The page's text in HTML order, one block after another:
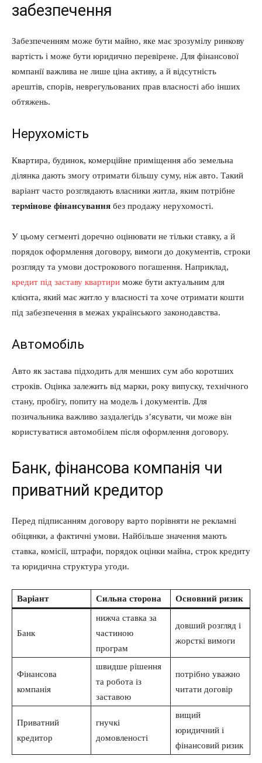
забезпечення
Забезпеченням може бути майно, яке має зрозумілу ринкову
вартість і може бути юридично перевірене. Для фінансової
компанії важлива не лише ціна активу, а й відсутність
арештів, спорів, неврегульованих прав власності або інших
обтяжень.
Нерухомість
Квартира, будинок, комерційне приміщення або земельна
ділянка дають змогу отримати більшу суму, ніж авто. Такий
варіант часто розглядають власники житла, яким потрібне
термінове фінансування без продажу нерухомості.
У цьому сегменті доречно оцінювати не тільки ставку, а й
порядок оформлення договору, вимоги до документів, строки
розгляду та умови дострокового погашення. Наприклад,
кредит під заставу квартири може бути актуальним для
клієнта, який має житло у власності та хоче отримати кошти
під забезпечення в межах українського законодавства.
Автомобіль
Авто як застава підходить для менших сум або коротших
строків. Оцінка залежить від марки, року випуску, технічного
стану, пробігу, попиту на модель і документів. Для
позичальника важливо заздалегідь з’ясувати, чи може він
користуватися автомобілем після оформлення договору.
Банк, фінансова компанія чи
приватний кредитор
Перед підписанням договору варто порівняти не рекламні
обіцянки, а фактичні умови. Найбільше значення мають
ставка, комісії, штрафи, порядок оцінки майна, строк кредиту
та юридична структура угоди.
Варіант Сильна сторона Основний ризик
Банк
нижча ставка за
частиною
програм
довший розгляд і
жорсткі вимоги
Фінансова
компанія
швидше рішення
та робота із
заставою
потрібно уважно
читати договір
Приватний
кредитор
гнучкі
домовленості
вищий
юридичний і
фінансовий ризик